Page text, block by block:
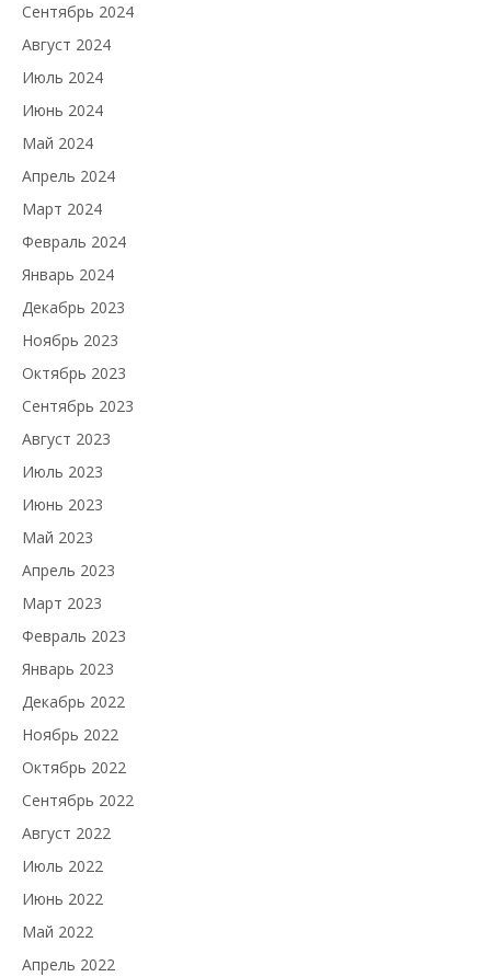
Сентябрь 2024
Август 2024
Июль 2024
Июнь 2024
Май 2024
Апрель 2024
Март 2024
Февраль 2024
Январь 2024
Декабрь 2023
Ноябрь 2023
Октябрь 2023
Сентябрь 2023
Август 2023
Июль 2023
Июнь 2023
Май 2023
Апрель 2023
Март 2023
Февраль 2023
Январь 2023
Декабрь 2022
Ноябрь 2022
Октябрь 2022
Сентябрь 2022
Август 2022
Июль 2022
Июнь 2022
Май 2022
Апрель 2022